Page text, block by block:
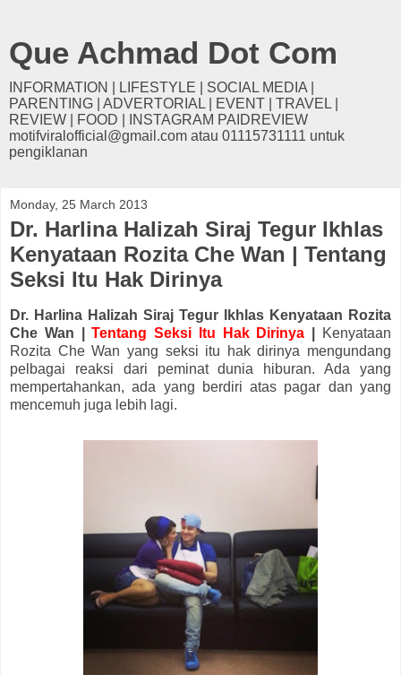
Que Achmad Dot Com
INFORMATION | LIFESTYLE | SOCIAL MEDIA |
PARENTING | ADVERTORIAL | EVENT | TRAVEL |
REVIEW | FOOD | INSTAGRAM PAIDREVIEW
motifviralofficial@gmail.com atau 01115731111 untuk
pengiklanan
Monday, 25 March 2013
Dr. Harlina Halizah Siraj Tegur Ikhlas
Kenyataan Rozita Che Wan | Tentang
Seksi Itu Hak Dirinya
Dr. Harlina Halizah Siraj Tegur Ikhlas Kenyataan Rozita
Che Wan |Tentang Seksi Itu Hak Dirinya
Kenyataan
Rozita Che Wan yang seksi itu hak dirinya mengundang
pelbagai reaksi dari peminat dunia hiburan. Ada yang
mempertahankan, ada yang berdiri atas pagar dan yang
mencemuh juga lebih lagi.